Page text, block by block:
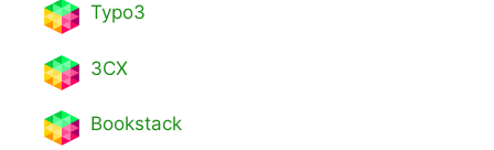
Typo3
3CX
Bookstack